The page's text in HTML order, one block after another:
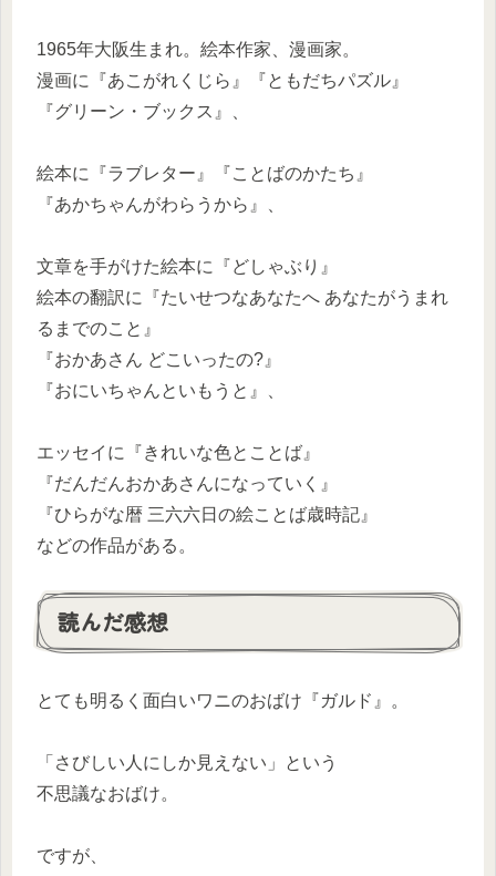
1965年大阪生まれ。絵本作家、漫画家。
漫画に『あこがれくじら』『ともだちパズル』
『グリーン・ブックス』、
絵本に『ラブレター』『ことばのかたち』
『あかちゃんがわらうから』、
文章を手がけた絵本に『どしゃぶり』
絵本の翻訳に『たいせつなあなたへ あなたがうまれ
るまでのこと』
『おかあさん どこいったの?』
『おにいちゃんといもうと』、
エッセイに『きれいな色とことば』
『だんだんおかあさんになっていく』
『ひらがな暦 三六六日の絵ことば歳時記』
などの作品がある。
読んだ感想
とても明るく面白いワニのおばけ『ガルド』。
「さびしい人にしか見えない」という
不思議なおばけ。
ですが、